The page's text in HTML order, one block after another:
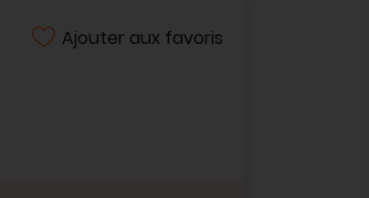
Ajouter aux favoris